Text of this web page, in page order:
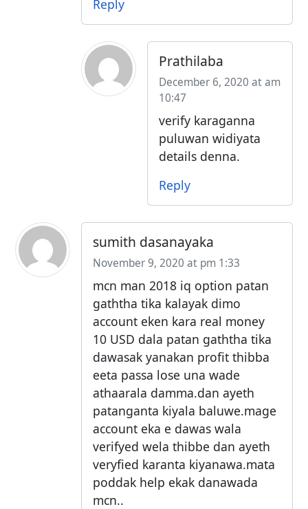
Reply
Prathilaba
December 6, 2020 at am
10:47
verify karaganna
puluwan widiyata
details denna.
Reply
sumith dasanayaka
November 9, 2020 at pm 1:33
mcn man 2018 iq option patan
gaththa tika kalayak dimo
account eken kara real money
10 USD dala patan gaththa tika
dawasak yanakan profit thibba
eeta passa lose una wade
athaarala damma.dan ayeth
patanganta kiyala baluwe.mage
account eka e dawas wala
verifyed wela thibbe dan ayeth
veryfied karanta kiyanawa.mata
poddak help ekak danawada
mcn..